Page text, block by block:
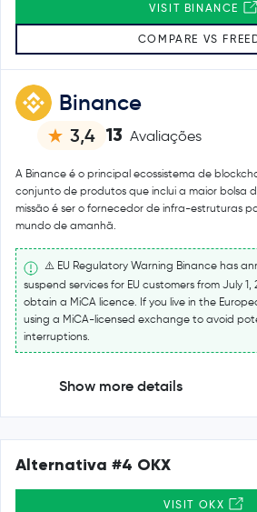
Binance
3,4 13 Avaliações
A Binance é o principal ecossistema de
conjunto de produtos que inclui a maior bolsa
missão é ser o fornecedor de infra-estruturas
mundo de amanhã.
⚠️ EU Regulatory Warning Binance has
suspend services for EU customers from July
obtain a MiCA licence. If you live in the
using a MiCA-licensed exchange to avoid
interruptions.
Show more details
VISIT BINANCE
COMPARE VS
Alternativa #4 OKX
VISIT OKX